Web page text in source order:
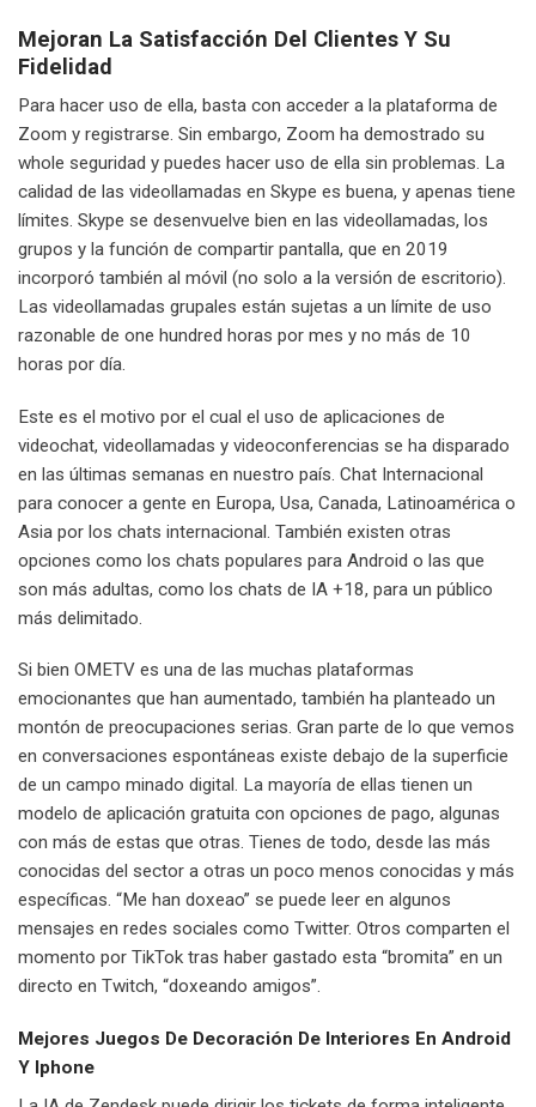
Mejoran La Satisfacción Del Clientes Y Su
Fidelidad
Para hacer uso de ella, basta con acceder a la plataforma de
Zoom y registrarse. Sin embargo, Zoom ha demostrado su
whole seguridad y puedes hacer uso de ella sin problemas. La
calidad de las videollamadas en Skype es buena, y apenas tiene
límites. Skype se desenvuelve bien en las videollamadas, los
grupos y la función de compartir pantalla, que en 2019
incorporó también al móvil (no solo a la versión de escritorio).
Las videollamadas grupales están sujetas a un límite de uso
razonable de one hundred horas por mes y no más de 10
horas por día.
Este es el motivo por el cual el uso de aplicaciones de
videochat, videollamadas y videoconferencias se ha disparado
en las últimas semanas en nuestro país. Chat Internacional
para conocer a gente en Europa, Usa, Canada, Latinoamérica o
Asia por los chats internacional. También existen otras
opciones como los chats populares para Android o las que
son más adultas, como los chats de IA +18, para un público
más delimitado.
Si bien OMETV es una de las muchas plataformas
emocionantes que han aumentado, también ha planteado un
montón de preocupaciones serias. Gran parte de lo que vemos
en conversaciones espontáneas existe debajo de la superficie
de un campo minado digital. La mayoría de ellas tienen un
modelo de aplicación gratuita con opciones de pago, algunas
con más de estas que otras. Tienes de todo, desde las más
conocidas del sector a otras un poco menos conocidas y más
específicas. “Me han doxeao” se puede leer en algunos
mensajes en redes sociales como Twitter. Otros comparten el
momento por TikTok tras haber gastado esta “bromita” en un
directo en Twitch, “doxeando amigos”.
Mejores Juegos De Decoración De Interiores En Android
Y Iphone